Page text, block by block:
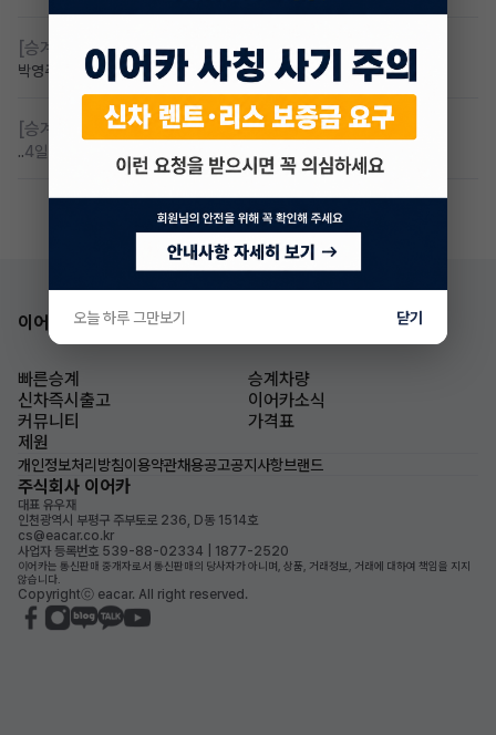
[승계찾아줘] 카니발 저렴이 승계받고샆어요
박영주🌸 7일 전 조회 89댓글 7
[승계찾아줘] 무심사 무보증 만21세 전기차 승계,2운전자
..4일 전
이어카 앱 다운로드
빠른승계
승계차량
신차즉시출고
이어카소식
커뮤니티
가격표
제원
개인정보처리방침이용약관채용공고공지사항브랜드
주식회사 이어카
대표 유우재
인천광역시 부평구 주부토로 236, D동 1514호
cs@eacar.co.kr
사업자 등록번호 539-88-02334 | 1877-2520
이어카는 통신판매 중개자로서 통신판매의 당사자가 아니며, 상품, 거래정보, 거래에 대하여 책임을 지지
않습니다.
Copyrightⓒ eacar. All right reserved.
오늘 하루 그만보기 닫기